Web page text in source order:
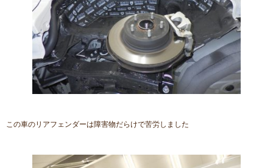
この車のリアフェンダーは障害物だらけで苦労しました